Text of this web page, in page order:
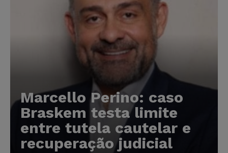
Marcello Perino: caso
Braskem testa limite
entre tutela cautelar e
recuperação judicial